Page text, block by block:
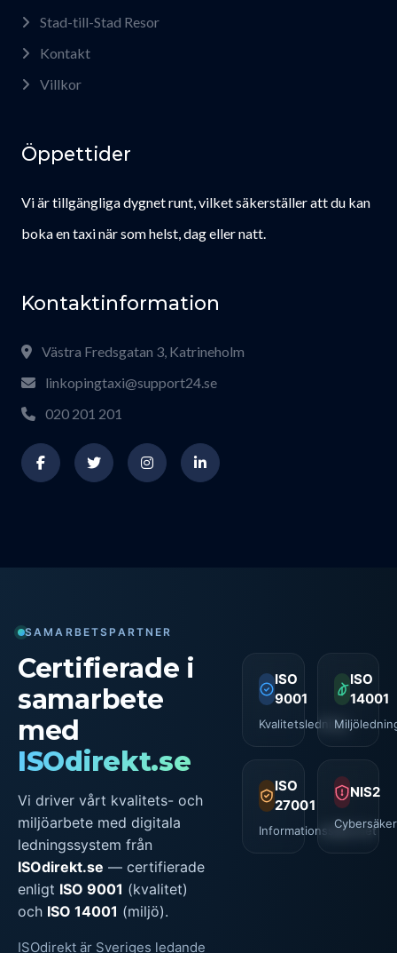
Stad-till-Stad Resor
Kontakt
Villkor
Öppettider
Vi är tillgängliga dygnet runt, vilket säkerställer att du kan
boka en taxi när som helst, dag eller natt.
Kontaktinformation
Västra Fredsgatan 3, Katrineholm
linkopingtaxi@support24.se
020 201 201
SAMARBETSPARTNER
Certifierade i
samarbete
med
ISOdirekt.se
Vi driver vårt kvalitets- och
miljöarbete med digitala
ledningssystem från
ISOdirekt.se — certifierade
enligt ISO 9001 (kvalitet)
och ISO 14001 (miljö).
ISOdirekt är Sveriges ledande
ISO
9001
Kvalitetsledning
ISO
14001
ISO
27001
Informationssäkerhet
NIS2